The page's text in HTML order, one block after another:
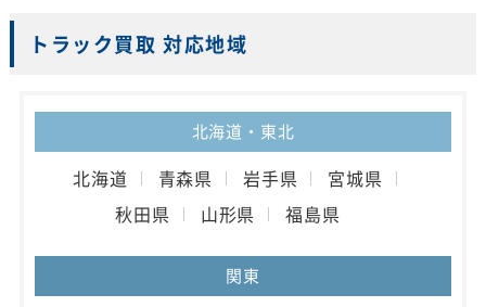
トラック買取 対応地域
北海道・東北
北海道 青森県 岩手県
宮城県
秋田県
山形県 福島県
関東